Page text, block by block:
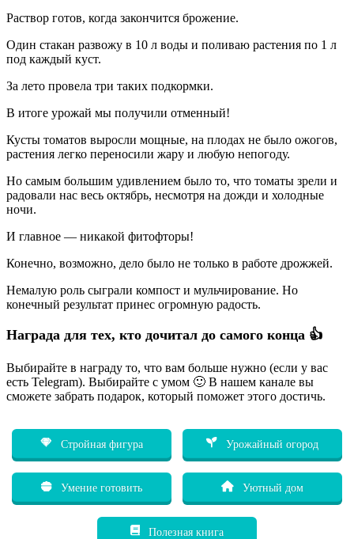
Раствор готов, когда закончится брожение.
Один стакан развожу в 10 л воды и поливаю растения по 1 л
под каждый куст.
За лето провела три таких подкормки.
В итоге урожай мы получили отменный!
Кусты томатов выросли мощные, на плодах не было ожогов,
растения легко переносили жару и любую непогоду.
Но самым большим удивлением было то, что томаты зрели и
радовали нас весь октябрь, несмотря на дожди и холодные
ночи.
И главное — никакой фитофторы!
Конечно, возможно, дело было не только в работе дрожжей.
Немалую роль сыграли компост и мульчирование. Но
конечный результат принес огромную радость.
Награда для тех, кто дочитал до самого конца 👍
Выбирайте в награду то, что вам больше нужно (если у вас
есть Telegram). Выбирайте с умом 🙂 В нашем канале вы
сможете забрать подарок, который поможет этого достичь.
Стройная фигура Урожайный огород
Умение готовить Уютный дом
Полезная книга